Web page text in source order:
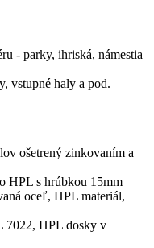
- parky, ihriská, námestia
vstupné haly a pod.
ošetrený zinkovaním a
HPL s hrúbkou 15mm
oceľ, HPL materiál,
7022, HPL dosky v